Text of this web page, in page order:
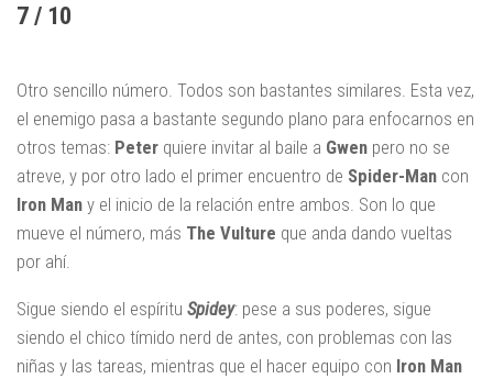
7 / 10
Otro sencillo número. Todos son bastantes similares. Esta vez,
el enemigo pasa a bastante segundo plano para enfocarnos en
otros temas: Peter quiere invitar al baile a Gwen pero no se
atreve, y por otro lado el primer encuentro de Spider-Man con
Iron Man y el inicio de la relación entre ambos. Son lo que
mueve el número, más The Vulture que anda dando vueltas
por ahí.
Sigue siendo el espíritu Spidey: pese a sus poderes, sigue
siendo el chico tímido nerd de antes, con problemas con las
niñas y las tareas, mientras que el hacer equipo con Iron Man